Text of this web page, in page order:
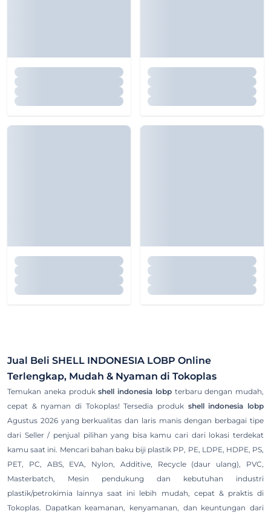
Jual Beli SHELL INDONESIA LOBP Online
Terlengkap, Mudah & Nyaman di Tokoplas
Temukan aneka produkshell indonesia lobpterbaru dengan mudah,
cepat & nyaman di Tokoplas! Tersedia produk shell indonesia lobp
Agustus 2026 yang berkualitas dan laris manis dengan berbagai tipe
dari Seller / penjual pilihan yang bisa kamu cari dari lokasi terdekat
kamu saat ini. Mencari bahan baku biji plastik PP, PE, LDPE, HDPE, PS,
PET, PC, ABS, EVA, Nylon, Additive, Recycle (daur ulang), PVC,
Masterbatch, Mesin pendukung dan kebutuhan industri
plastik/petrokimia lainnya saat ini lebih mudah, cepat & praktis di
Tokoplas. Dapatkan keamanan, kenyamanan, dan keuntungan dari